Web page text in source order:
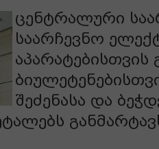
ცენტრალური
საარჩევნო
აპარატებისთვის
შეძენასა და